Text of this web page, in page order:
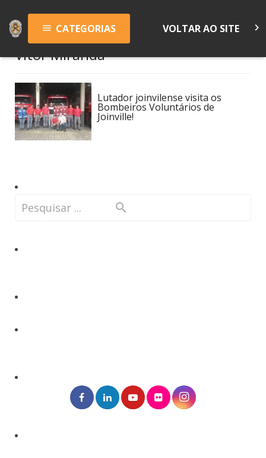
menu CATEGORIAS VOLTAR AO SITE keyboard_arrow_right
Vitor Miranda
Lutador joinvilense visita os
Bombeiros Voluntários de
Joinville!